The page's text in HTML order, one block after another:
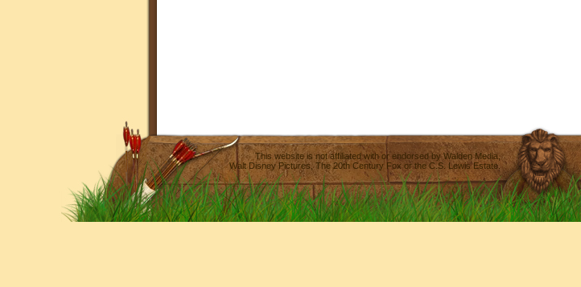
This website is not affiliated with or endorsed byWalden Media
Walt Disney Pictures,The 20th Century Fox or the C.S. Lewis Estate.